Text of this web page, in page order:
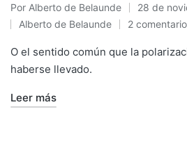
Publicado
por
Por Alberto de Belaunde 28 de
Publicado
en
Alberto de Belaunde 2
O el sentido común que la
haberse llevado.
Leer más